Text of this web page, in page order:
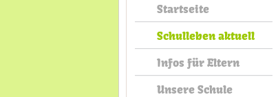
Startseite
Schulleben aktuell
Infos für Eltern
Unsere Schule